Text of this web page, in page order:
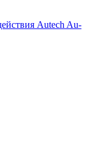
Autech Au-